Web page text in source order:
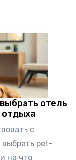
отель
отдыха
с
pet-
на что